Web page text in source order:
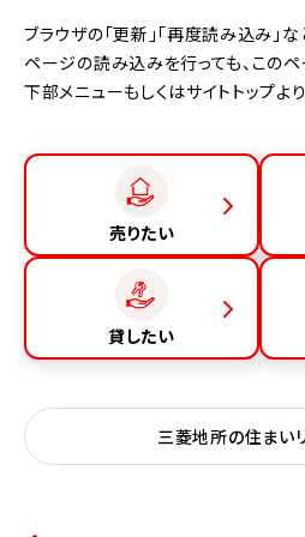
ブラウザの「更新」「再度読み込み」
ページの読み込みを行っても、この
下部メニューもしくはサイトトップよ
売りたい
貸したい
三菱地所の住まい